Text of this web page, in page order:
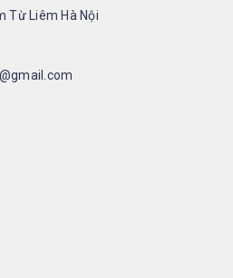
Từ Liêm Hà Nội